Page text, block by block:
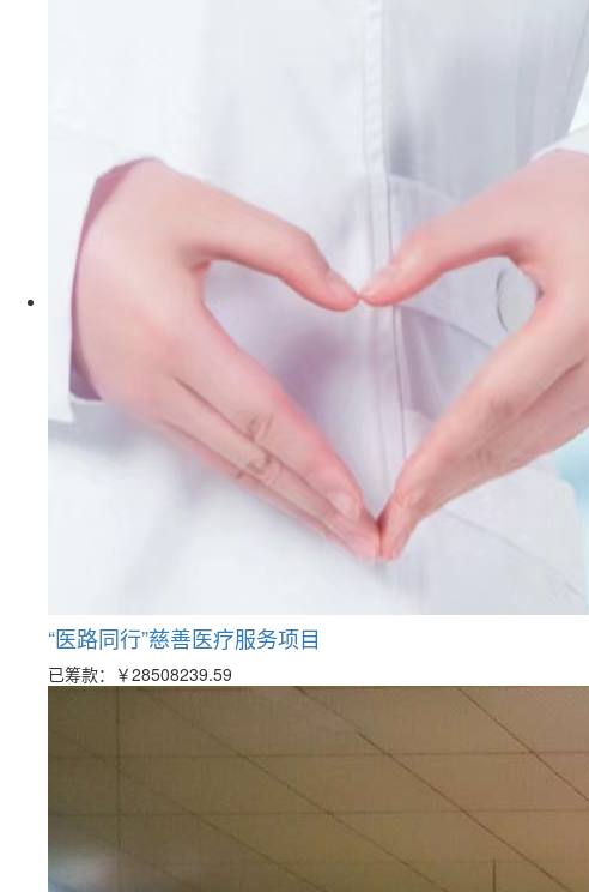
“医路同行”慈善医疗服务项目
已筹款： ￥28508239.59